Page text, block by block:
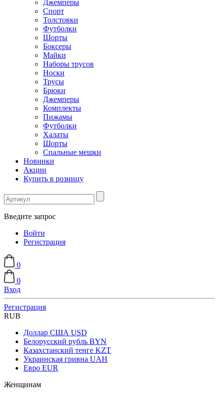
Джемперы
Спорт
Толстовки
Футболки
Шорты
Боксеры
Майки
Наборы трусов
Носки
Трусы
Брюки
Джемперы
Комплекты
Пижамы
Футболки
Халаты
Шорты
Спальные мешки
Новинки
Акции
Купить в розницу
Введите запрос
Войти
Регистрация
0
0
Вход
Регистрация
RUB
Доллар США USD
Белорусский рубль BYN
Казахстанский тенге KZT
Украинская гривна UAH
Евро EUR
Женщинам